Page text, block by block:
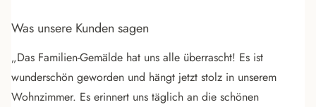
Was unsere Kunden sagen
„Das Familien-Gemälde hat uns alle überrascht! Es ist
wunderschön geworden und hängt jetzt stolz in unserem
Wohnzimmer. Es erinnert uns täglich an die schönen